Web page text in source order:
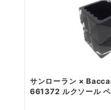
サンローラン ×
661372 ルクソール